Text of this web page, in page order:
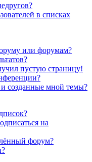
в списках
или форумам?
пустую страницу!
созданные мной темы?
на
форум?